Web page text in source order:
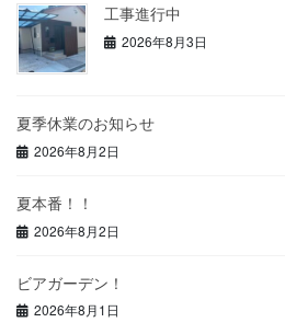
工事進行中
2026年8月3日
夏季休業のお知らせ
2026年8月2日
夏本番！！
2026年8月2日
ビアガーデン！
2026年8月1日